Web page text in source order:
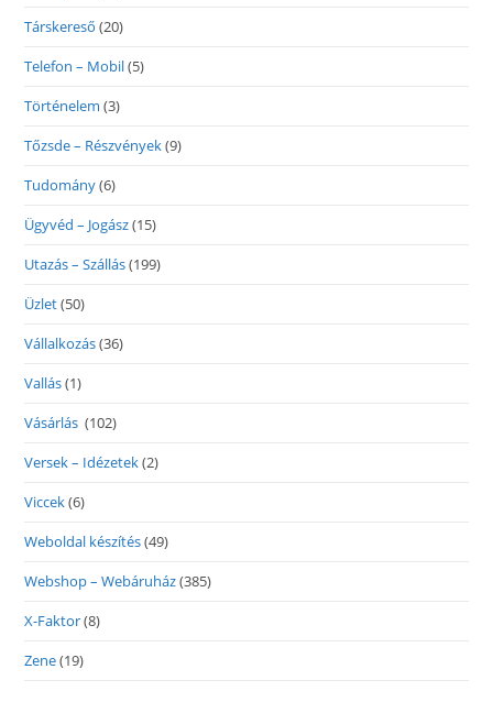
Társkereső (20)
Telefon – Mobil(5)
Történelem (3)
Tőzsde – Részvények(9)
Tudomány(6)
Ügyvéd – Jogász(15)
Utazás – Szállás(199)
Üzlet(50)
Vállalkozás(36)
Vallás(1)
Vásárlás (102)
Versek – Idézetek(2)
Viccek(6)
Weboldal készítés(49)
Webshop – Webáruház(385)
X-Faktor(8)
Zene(19)